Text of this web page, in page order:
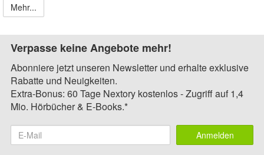
Mehr...
Verpasse keine Angebote mehr!
Abonniere jetzt unseren Newsletter und erhalte exklusive
Rabatte und Neuigkeiten.
Extra-Bonus: 60 Tage Nextory kostenlos - Zugriff auf 1,4
Mio. Hörbücher & E-Books.*
Anmelden